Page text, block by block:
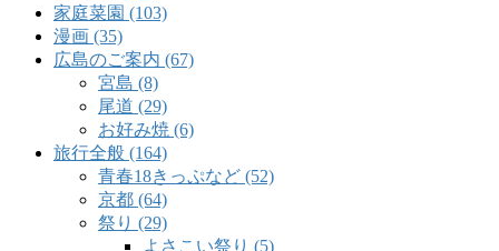
家庭菜園 (103)
漫画 (35)
広島のご案内 (67)
宮島 (8)
尾道 (29)
お好み焼 (6)
旅行全般 (164)
青春18きっぷなど (52)
京都 (64)
祭り (29)
よさこい祭り (5)